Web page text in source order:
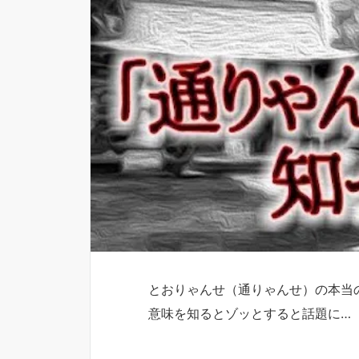
とおりゃんせ（通りゃんせ）の本
意味を知るとゾッとすると話題に…